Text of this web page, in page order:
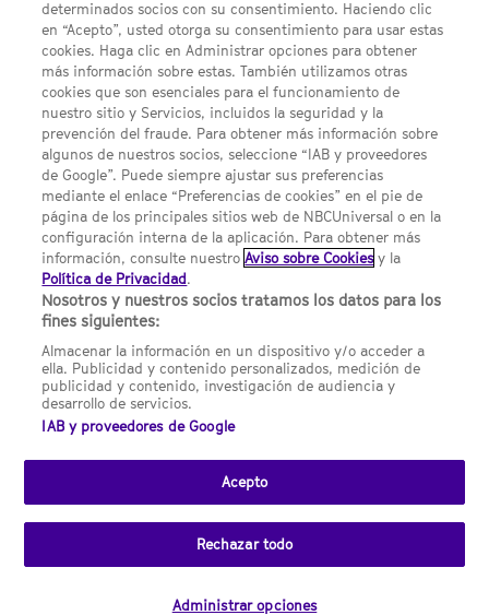
Acerca de SYFY
Condiciones Generales de Uso
Opciones de Anuncios
Política de privacidad
UNA DIVISIÓN DE NBCUNIVERSAL
NBCUNIVERSAL
Contáctanos por email: contact.SYFYSpain@nbcuni.com
NBC Universal Global Networks España S.L.U. Edificio Torre
Europa. Paseo de la Castellana, 95. Planta 10 28046 Madrid B-
82227893
SYFY España está sujeto a la jurisdicción española y regulado
por la Comisión Nacional de los Mercados y la Competencia
(CNMC).
SYFY
Portugal
SYFY USA
determinados socios con su consentimiento. Haciendo clic
en “Acepto”, usted otorga su consentimiento para usar estas
cookies. Haga clic en Administrar opciones para obtener
más información sobre estas. También utilizamos otras
cookies que son esenciales para el funcionamiento de
nuestro sitio y Servicios, incluidos la seguridad y la
prevención del fraude. Para obtener más información sobre
algunos de nuestros socios, seleccione “IAB y proveedores
de Google”. Puede siempre ajustar sus preferencias
mediante el enlace “Preferencias de cookies” en el pie de
página de los principales sitios web de NBCUniversal o en la
configuración interna de la aplicación. Para obtener más
información, consulte nuestroAviso sobre Cookies y la
Política de Privacidad.
Nosotros y nuestros socios tratamos los datos para los
fines siguientes:
Almacenar la información en un dispositivo y/o acceder a
ella. Publicidad y contenido personalizados, medición de
publicidad y contenido, investigación de audiencia y
desarrollo de servicios.
IAB y proveedores de Google
Acepto
Rechazar todo
Administrar opciones